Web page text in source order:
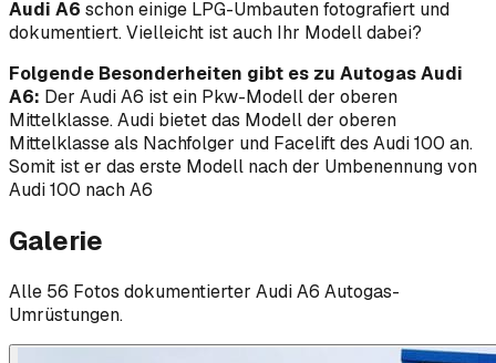
Audi A6 schon einige LPG-Umbauten fotografiert und
dokumentiert. Vielleicht ist auch Ihr Modell dabei?
Folgende Besonderheiten gibt es zu Autogas Audi
A6: Der Audi A6 ist ein Pkw-Modell der oberen
Mittelklasse. Audi bietet das Modell der oberen
Mittelklasse als Nachfolger und Facelift des Audi 100 an.
Somit ist er das erste Modell nach der Umbenennung von
Audi 100 nach A6
Galerie
Alle 56 Fotos dokumentierter AudiA6 Autogas-
Umrüstungen.